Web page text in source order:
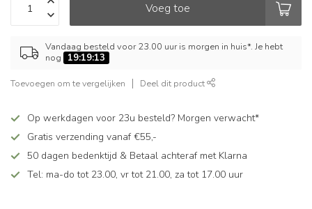
Voeg toe
Vandaag besteld voor 23.00 uur is morgen in huis*. Je hebt
nog
19:19:12
Toevoegen om te vergelijken Deel dit product
Op werkdagen voor 23u besteld? Morgen verwacht*
Gratis verzending vanaf €55,-
50 dagen bedenktijd & Betaal achteraf met Klarna
Tel: ma-do tot 23.00, vr tot 21.00, za tot 17.00 uur